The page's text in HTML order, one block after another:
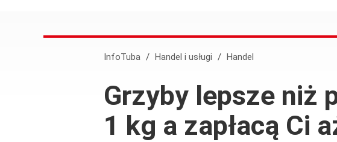
InfoTuba / Handel i usługi / Handel
Grzyby lepsze niż
1 kg a zapłacą Ci